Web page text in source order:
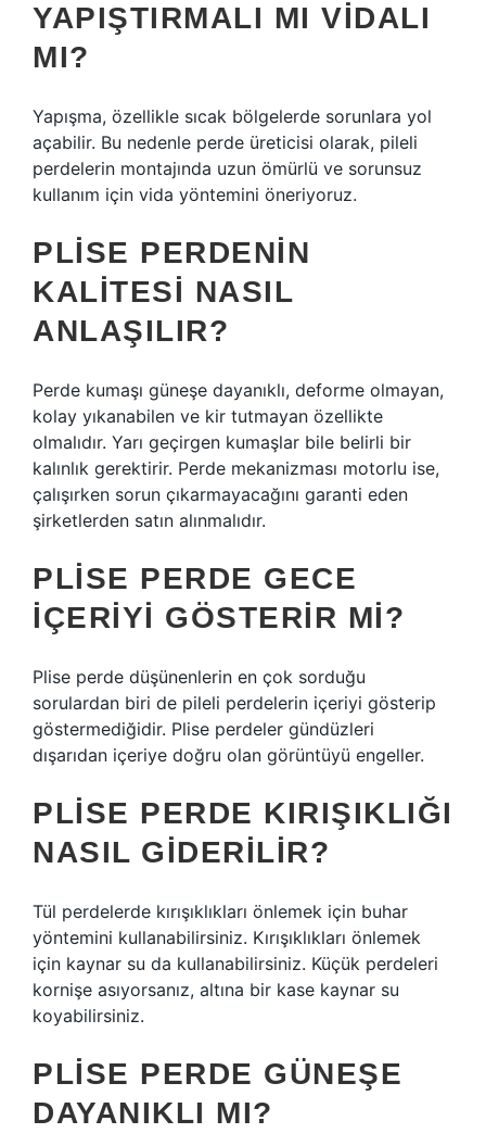
YAPIŞTIRMALI MI VIDALI
MI?
Yapışma, özellikle sıcak bölgelerde sorunlara yol
açabilir. Bu nedenle perde üreticisi olarak, pileli
perdelerin montajında ​​uzun ömürlü ve sorunsuz
kullanım için vida yöntemini öneriyoruz.
PLISE PERDENIN
KALITESI NASIL
ANLAŞILIR?
Perde kumaşı güneşe dayanıklı, deforme olmayan,
kolay yıkanabilen ve kir tutmayan özellikte
olmalıdır. Yarı geçirgen kumaşlar bile belirli bir
kalınlık gerektirir. Perde mekanizması motorlu ise,
çalışırken sorun çıkarmayacağını garanti eden
şirketlerden satın alınmalıdır.
PLISE PERDE GECE
IÇERIYI GÖSTERIR MI?
Plise perde düşünenlerin en çok sorduğu
sorulardan biri de pileli perdelerin içeriyi gösterip
göstermediğidir. Plise perdeler gündüzleri
dışarıdan içeriye doğru olan görüntüyü engeller.
PLISE PERDE KIRIŞIKLIĞI
NASIL GIDERILIR?
Tül perdelerde kırışıklıkları önlemek için buhar
yöntemini kullanabilirsiniz. Kırışıklıkları önlemek
için kaynar su da kullanabilirsiniz. Küçük perdeleri
kornişe asıyorsanız, altına bir kase kaynar su
koyabilirsiniz.
PLISE PERDE GÜNEŞE
DAYANIKLI MI?